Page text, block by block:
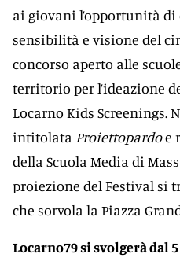
ai giovani l’opportunità
sensibilità e visione del
concorso aperto alle
territorio per l’ideazione
Locarno Kids Screenings.
intitolata Proiettopardoe
della Scuola Media di
proiezione del Festival si
che sorvola la Piazza
Locarno79 si svolgerà dal 5